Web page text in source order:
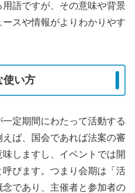
語ですが、その意味や背景
スや情報がよりわかりやす
使い方
定期間にわたって活動する
ば、国会であれば法案の審
しますし、イベントでは開
びます。つまり会期は「活
であり、主催者と参加者の